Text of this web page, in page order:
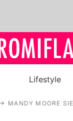
Royals
Lifestyle
MANDY MOORE